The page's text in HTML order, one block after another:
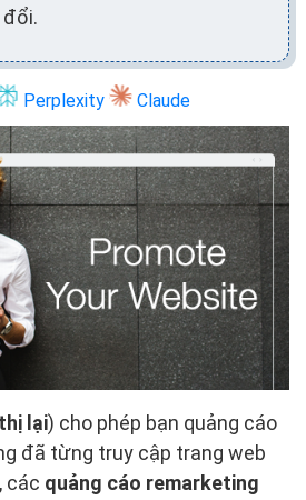
Perplexity Claude
lại) cho phép bạn quảng cáo
đã từng truy cập trang web
các quảng cáo remarketing